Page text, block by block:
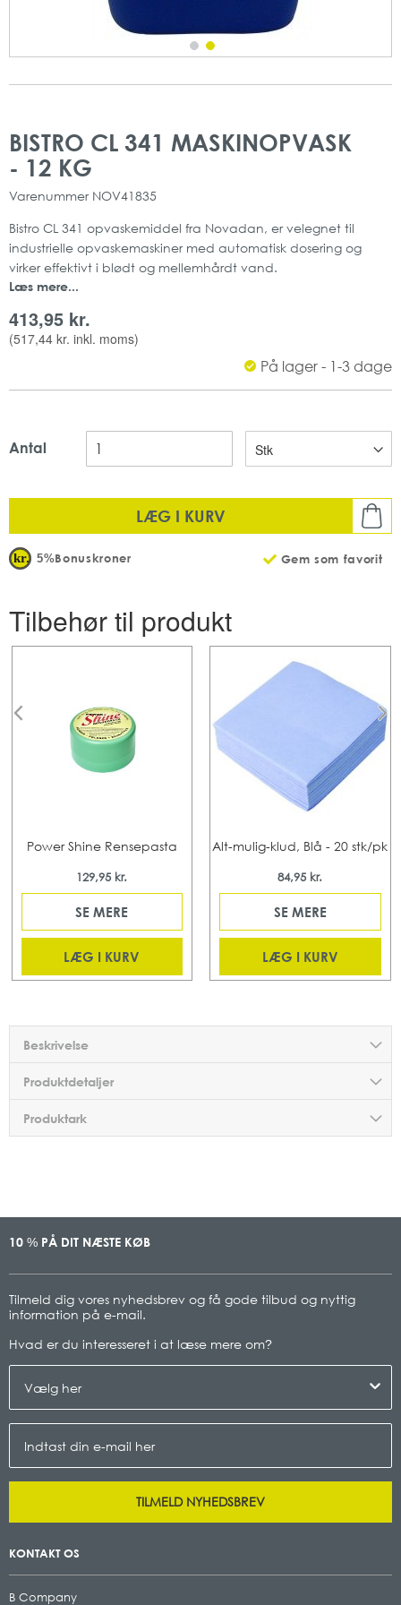
BISTRO CL 341 MASKINOPVASK
- 12 KG
Varenummer NOV41835
Bistro CL 341 opvaskemiddel fra Novadan, er velegnet til
industrielle opvaskemaskiner med automatisk dosering og
virker effektivt i blødt og mellemhårdt vand.
Produktet er et stærkt alkalisk med indhold af klor.
glas, porcelæn og stål.
Indeholder: 10 L / 12 kg
Læs mere...
413,95 kr.
(517,44 kr. inkl. moms)
På lager - 1-3 dage
Antal
LÆG I KURV
Gem som favorit
5%Bonuskroner
slutningen
af
starten
af
Tilbehør til produkt
Power Shine Rensepasta
129,95 kr.
SE MERE
LÆG I KURV
Alt-mulig-klud, Blå - 20 stk/pk
84,95 kr.
SE MERE
LÆG I KURV
Beskrivelse
Produktdetaljer
Produktark
10 % PÅ DIT NÆSTE KØB
Tilmeld dig vores nyhedsbrev og få gode tilbud og nyttig
information på e-mail.
Hvad er du interesseret i at læse mere om?
TILMELD NYHEDSBREV
KONTAKT OS
B Company